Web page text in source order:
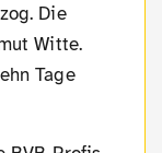
Die
Witte.
Tage